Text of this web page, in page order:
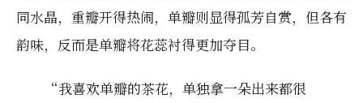
同水晶，重瓣开得热闹，单瓣则显得孤芳自赏，但各有
韵味，反而是单瓣将花蕊衬得更加夺目。
“我喜欢单瓣的茶花，单独拿一朵出来都很